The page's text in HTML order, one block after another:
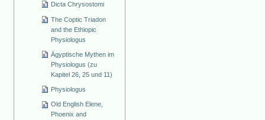
Dicta Chrysostomi
The Coptic Triadon
and the Ethiopic
Physiologus
Ägyptische Mythen im
Physiologus (zu
Kapitel 26, 25 und 11)
Physiologus
Old English Elene,
Phoenix and